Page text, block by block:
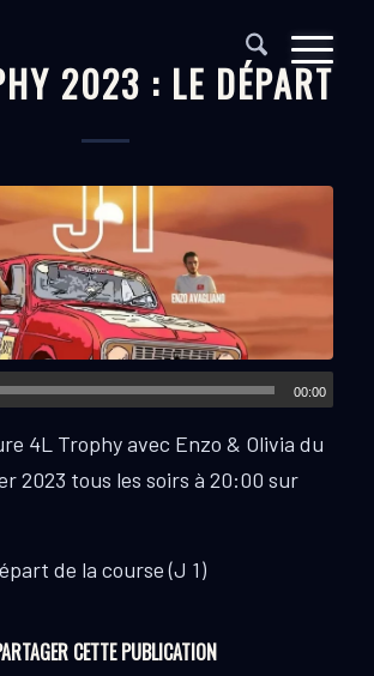
2023 : LE DÉPART
00:00
4L Trophy avec Enzo & Olivia du
2023 tous les soirs à 20:00 sur
de la course (J 1)
CETTE PUBLICATION